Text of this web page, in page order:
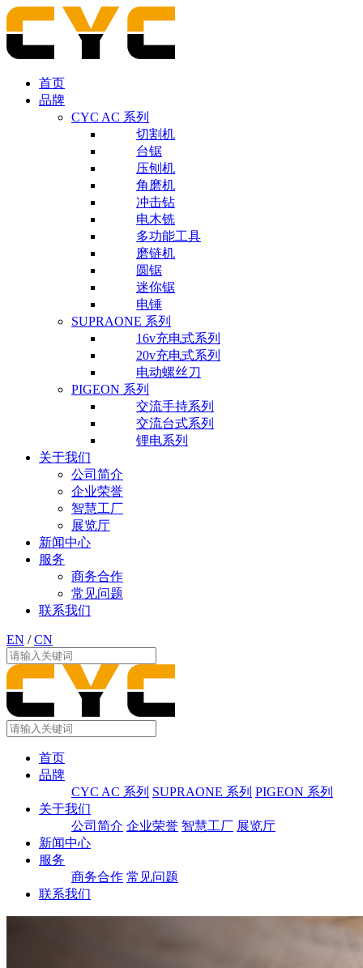
首页
品牌
CYC AC 系列
切割机
台锯
压刨机
角磨机
冲击钻
电木铣
多功能工具
磨链机
圆锯
迷你锯
电锤
SUPRAONE 系列
16v充电式系列
20v充电式系列
电动螺丝刀
PIGEON 系列
交流手持系列
交流台式系列
锂电系列
关于我们
公司简介
企业荣誉
智慧工厂
展览厅
新闻中心
服务
商务合作
常见问题
联系我们
EN / CN
首页
品牌
CYC AC 系列 SUPRAONE 系列 PIGEON 系列
关于我们
公司简介 企业荣誉 智慧工厂 展览厅
新闻中心
服务
商务合作 常见问题
联系我们